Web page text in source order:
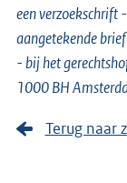
een verzoekschrift
aangetekende
- bij het
1000 BH
Terug naar